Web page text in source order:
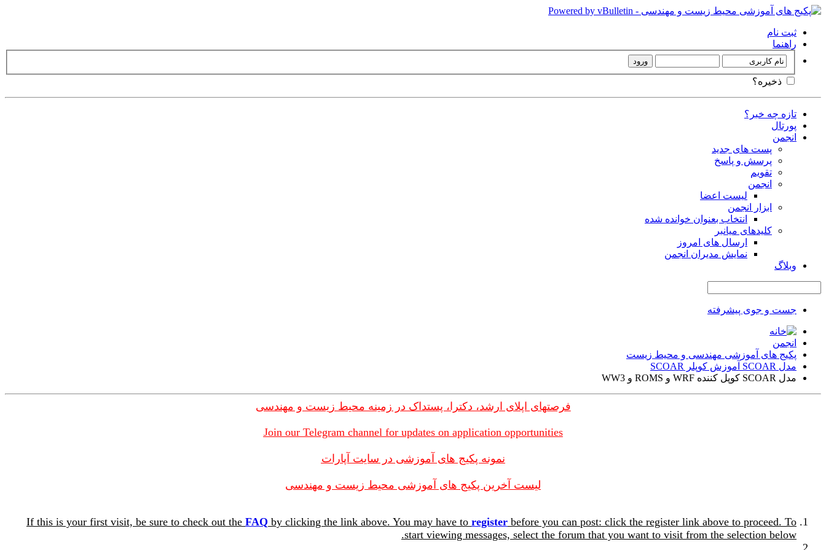
ثبت نام
راهنما
ذخیره؟
تازه چه خبر؟
پورتال
انجمن
پست های جدید
پرسش و پاسخ
تقویم
انجمن
لیست اعضا
ابزار انجمن
انتخاب بعنوان خوانده شده
کلیدهای میانبر
ارسال های امروز
نمایش مدیران انجمن
وبلاگ
جست و جوی پیشرفته
انجمن
پکیج های آموزشی مهندسی و محیط زیست
مدل SCOAR آموزش کوپلر SCOAR
مدل SCOAR کوپل کننده WRF و ROMS و WW3
فرصتهای اپلای ارشد، دکترا، پستداک در زمینه محیط زیست و مهندسی
Join our Telegram channel for updates on application opportunities
نمونه پکیج های آموزشی در سایت آپارات
لیست آخرین پکیج های آموزشی محیط زیست و مهندسی
If this is your first visit, be sure to check out the FAQ by clicking the link above. You may have to register before you can post: click the register link above to proceed. To
start viewing messages, select the forum that you want to visit from the selection below.